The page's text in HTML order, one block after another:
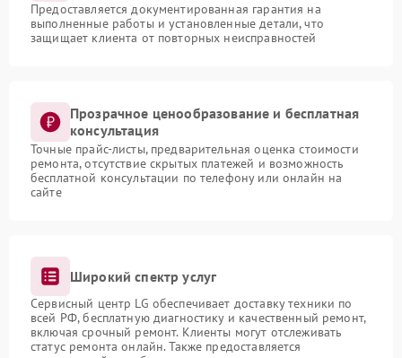
Предоставляется документированная гарантия на
выполненные работы и установленные детали, что
защищает клиента от повторных неисправностей
Прозрачное ценообразование и бесплатная
консультация
Точные прайс-листы, предварительная оценка стоимости
ремонта, отсутствие скрытых платежей и возможность
бесплатной консультации по телефону или онлайн на
сайте
Широкий спектр услуг
Сервисный центр LG обеспечивает доставку техники по
всей РФ, бесплатную диагностику и качественный ремонт,
включая срочный ремонт. Клиенты могут отслеживать
статус ремонта онлайн. Также предоставляется